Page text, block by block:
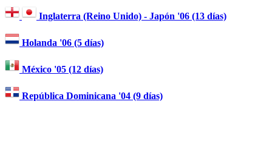
Inglaterra (Reino Unido) - Japón '06 (13 días)
Holanda '06 (5 días)
México '05 (12 días)
República Dominicana '04 (9 días)